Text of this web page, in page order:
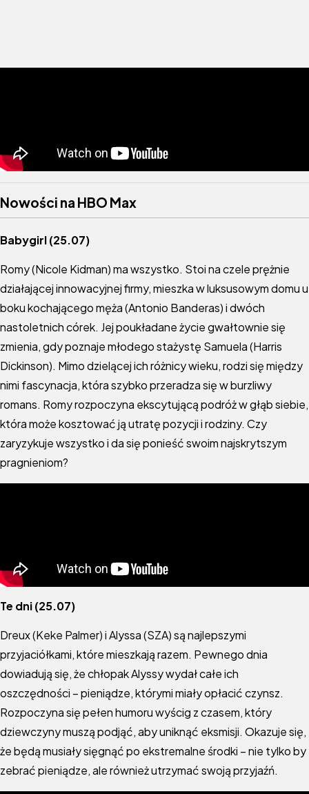
Nowości na HBO Max
Babygirl (25.07)
Romy (Nicole Kidman) ma wszystko. Stoi na czele prężnie
działającej innowacyjnej firmy, mieszka w luksusowym domu u
boku kochającego męża (Antonio Banderas) i dwóch
nastoletnich córek. Jej poukładane życie gwałtownie się
zmienia, gdy poznaje młodego stażystę Samuela (Harris
Dickinson). Mimo dzielącej ich różnicy wieku, rodzi się między
nimi fascynacja, która szybko przeradza się w burzliwy
romans. Romy rozpoczyna ekscytującą podróż w głąb siebie,
która może kosztować ją utratę pozycji i rodziny. Czy
zaryzykuje wszystko i da się ponieść swoim najskrytszym
pragnieniom?
Te dni (25.07)
Dreux (Keke Palmer) i Alyssa (SZA) są najlepszymi
przyjaciółkami, które mieszkają razem. Pewnego dnia
dowiadują się, że chłopak Alyssy wydał całe ich
oszczędności – pieniądze, którymi miały opłacić czynsz.
Rozpoczyna się pełen humoru wyścig z czasem, który
dziewczyny muszą podjąć, aby uniknąć eksmisji. Okazuje się,
że będą musiały sięgnąć po ekstremalne środki – nie tylko by
zebrać pieniądze, ale również utrzymać swoją przyjaźń.